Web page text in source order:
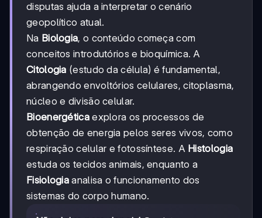
disputas ajuda a interpretar o cenário
geopolítico atual.
Na Biologia, o conteúdo começa com
conceitos introdutórios e bioquímica. A
Citologia (estudo da célula) é fundamental,
abrangendo envoltórios celulares, citoplasma,
núcleo e divisão celular.
Bioenergéticaexplora os processos de
obtenção de energia pelos seres vivos, como
respiração celular e fotossíntese. A Histologia
estuda os tecidos animais, enquanto a
Fisiologia analisa o funcionamento dos
sistemas do corpo humano.